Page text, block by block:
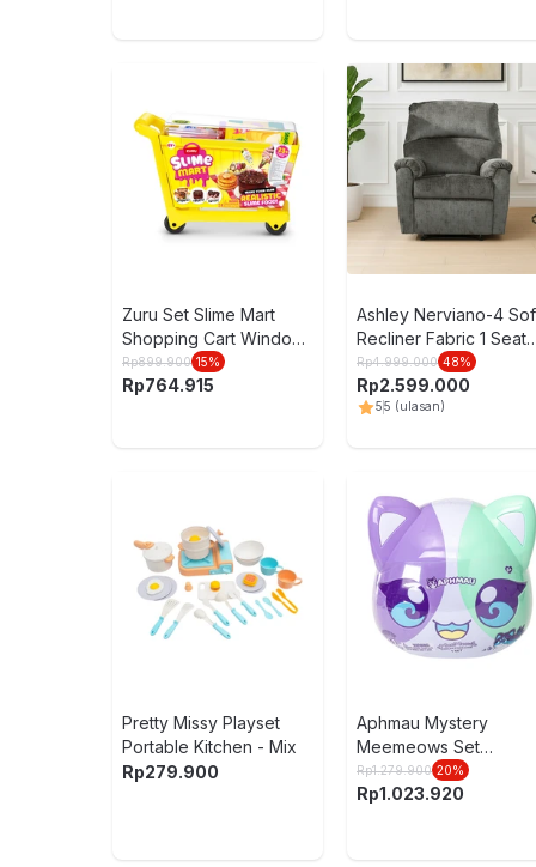
Zuru Set Slime Mart
Shopping Cart Window
Box Random
Rp899.900 15%
Rp764.915
Ashley Nerviano-4
Recliner Fabric 1
- Abu-Abu
Rp4.999.000 48%
Rp2.599.000
55 (ulasan)
Pretty Missy Playset
Portable Kitchen - Mix
Rp279.900
Aphmau Mystery
Meemeows Set
Surprise Elemental
Random
Rp1.279.900 20%
Rp1.023.920